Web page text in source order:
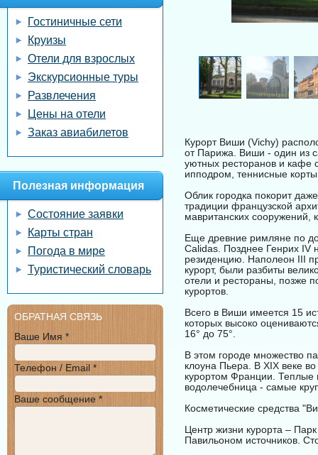
Курорт Виши (Vichy)
от Парижа. Виши - один из
уютных ресторанов и кафе
ипподром, теннисные
Облик городка покорит
традиции французской
мавританских сооружений,
Еще древние римляне по
Calidas. Позднее Генрих IV
резиденцию. Наполеон III
курорт, были разбиты
отели и рестораны, позже
курортов.
Всего в Виши имеется 15
которых высоко
16° до 75°.
В этом городе множество
клоуна Пьера. В XIX веке
курортом Франции.
водолечебница - самые
Косметические средства
Центр жизни курорта –
Павильоном источников.
Гостиничные сети
Круизы
Отели для взрослых
Экскурсионные туры
Развлечения
Цены на отели
Заказ авиабилетов
Полезная информация
Состояние заявки
Карты стран
Погода в мире
Туристический словарь
ОБРАТНАЯ СВЯЗЬ
Ваше Имя *
Телефон / Email *
Ваше сообщение *